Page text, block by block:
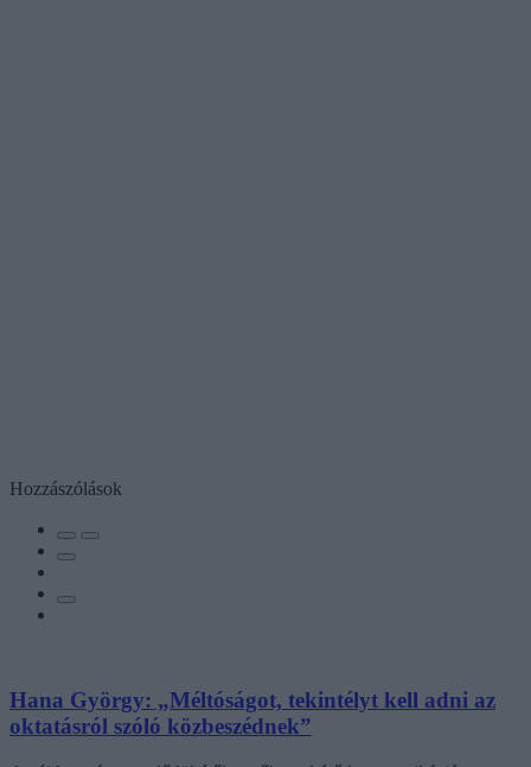
Hozzászólások
Hana György: „Méltóságot, tekintélyt kell adni az
oktatásról szóló közbeszédnek”